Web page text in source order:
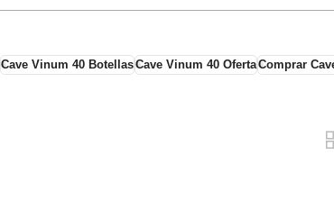
Cave Vinum 40 BotellasCave Vinum 40 OfertaComprar